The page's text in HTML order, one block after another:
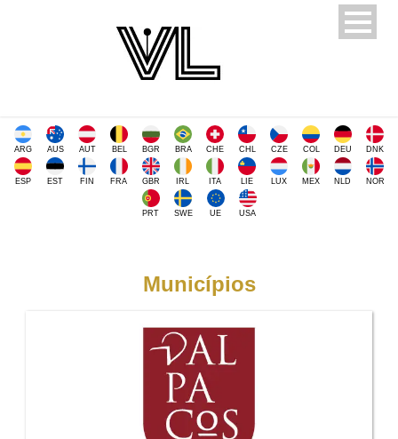
ARG AUS AUT BEL BGR BRA CHE CHL CZE COL DEU DNK
ESP EST FIN FRA GBR IRL ITA LIE LUX MEX NLD NOR
PRT SWE UE USA
Municípios